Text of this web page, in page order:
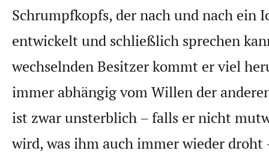
Schrumpfkopfs, der nach und nach ein
entwickelt und schließlich sprechen
wechselnden Besitzer kommt er viel
immer abhängig vom Willen der
ist zwar unsterblich – falls er nicht
wird, was ihm auch immer wieder droht